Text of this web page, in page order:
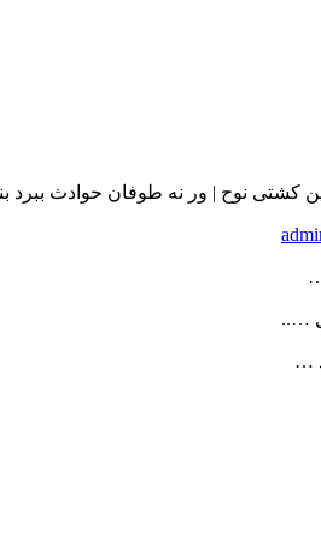
کشتی نوح | ور نه طوفان حوادث ببرد
…..
…